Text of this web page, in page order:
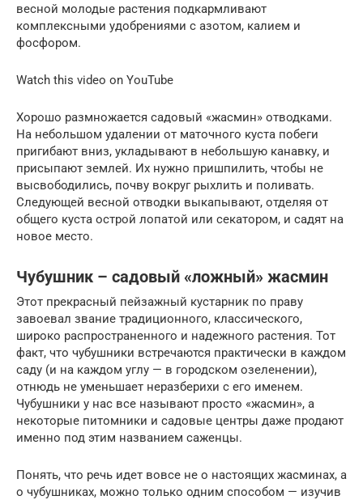
весной молодые растения подкармливают
комплексными удобрениями с азотом, калием и
фосфором.
Watch this video on YouTube
Хорошо размножается садовый «жасмин» отводками.
На небольшом удалении от маточного куста побеги
пригибают вниз, укладывают в небольшую канавку, и
присыпают землей. Их нужно пришпилить, чтобы не
высвободились, почву вокруг рыхлить и поливать.
Следующей весной отводки выкапывают, отделяя от
общего куста острой лопатой или секатором, и садят на
новое место.
Чубушник – садовый «ложный» жасмин
Этот прекрасный пейзажный кустарник по праву
завоевал звание традиционного, классического,
широко распространенного и надежного растения. Тот
факт, что чубушники встречаются практически в каждом
саду (и на каждом углу — в городском озеленении),
отнюдь не уменьшает неразберихи с его именем.
Чубушники у нас все называют просто «жасмин», а
некоторые питомники и садовые центры даже продают
именно под этим названием саженцы.
Понять, что речь идет вовсе не о настоящих жасминах, а
о чубушниках, можно только одним способом — изучив